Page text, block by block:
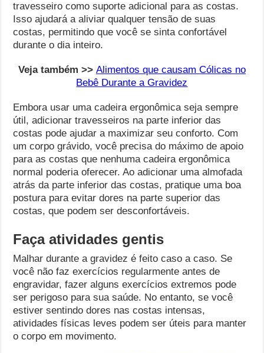
travesseiro como suporte adicional para as costas.
Isso ajudará a aliviar qualquer tensão de suas
costas, permitindo que você se sinta confortável
durante o dia inteiro.
Veja também >> Alimentos que causam Cólicas no
Bebê Durante a Gravidez
Embora usar uma cadeira ergonômica seja sempre
útil, adicionar travesseiros na parte inferior das
costas pode ajudar a maximizar seu conforto. Com
um corpo grávido, você precisa do máximo de apoio
para as costas que nenhuma cadeira ergonômica
normal poderia oferecer. Ao adicionar uma almofada
atrás da parte inferior das costas, pratique uma boa
postura para evitar dores na parte superior das
costas, que podem ser desconfortáveis.
Faça atividades gentis
Malhar durante a gravidez é feito caso a caso. Se
você não faz exercícios regularmente antes de
engravidar, fazer alguns exercícios extremos pode
ser perigoso para sua saúde. No entanto, se você
estiver sentindo dores nas costas intensas,
atividades físicas leves podem ser úteis para manter
o corpo em movimento.